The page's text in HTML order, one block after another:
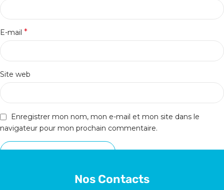
E-mail *
Site web
Enregistrer mon nom, mon e-mail et mon site dans le
navigateur pour mon prochain commentaire.
Nos Contacts